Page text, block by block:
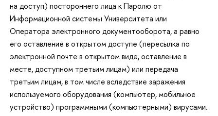
на доступ) постороннего лица к Паролю от
Информационной системы Университета или
Оператора электронного документооборота, а равно
его оставление в открытом доступе (пересылка по
электронной почте в открытом виде, оставление в
месте, доступном третьим лицам) или передача
третьим лицам, в том числе вследствие заражения
используемого оборудования (компьютер, мобильное
устройство) программными (компьютерными) вирусами.